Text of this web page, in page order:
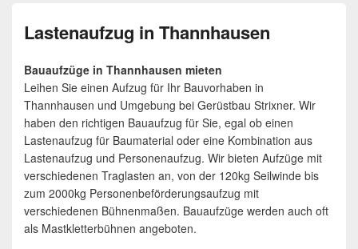
Lastenaufzug in Thannhausen
Bauaufzüge in Thannhausen mieten
Leihen Sie einen Aufzug für Ihr Bauvorhaben in
Thannhausen und Umgebung bei Gerüstbau Strixner. Wir
haben den richtigen Bauaufzug für Sie, egal ob einen
Lastenaufzug für Baumaterial oder eine Kombination aus
Lastenaufzug und Personenaufzug. Wir bieten Aufzüge mit
verschiedenen Traglasten an, von der 120kg Seilwinde bis
zum 2000kg Personenbeförderungsaufzug mit
verschiedenen Bühnenmaßen. Bauaufzüge werden auch oft
als Mastkletterbühnen angeboten.